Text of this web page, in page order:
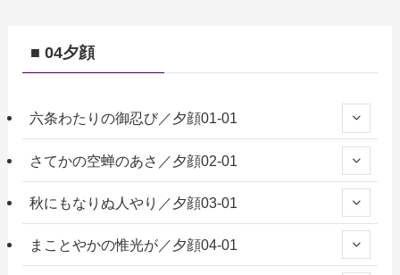
■ 04夕顔
六条わたりの御忍び／夕顔01-01
さてかの空蝉のあさ／夕顔02-01
秋にもなりぬ人やり／夕顔03-01
まことやかの惟光が／夕顔04-01